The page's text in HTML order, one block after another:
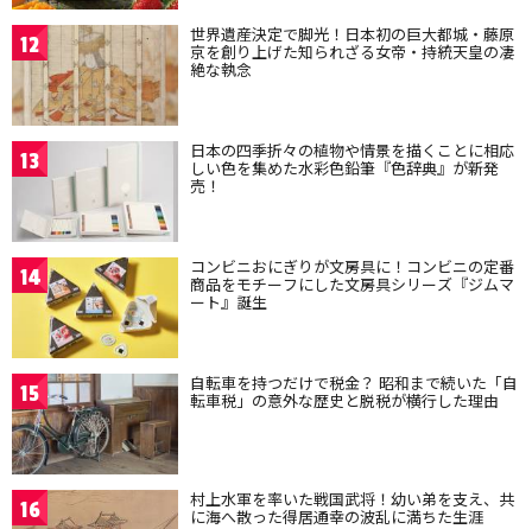
12 世界遺産決定で脚光！日本初の巨大都城・藤原
京を創り上げた知られざる女帝・持統天皇の凄
絶な執念
13 日本の四季折々の植物や情景を描くことに相応
しい色を集めた水彩色鉛筆『色辞典』が新発
売！
14 コンビニおにぎりが文房具に！コンビニの定番
商品をモチーフにした文房具シリーズ『ジムマ
ート』誕生
15 自転車を持つだけで税金？ 昭和まで続いた「自
転車税」の意外な歴史と脱税が横行した理由
16 村上水軍を率いた戦国武将！幼い弟を支え、共
に海へ散った得居通幸の波乱に満ちた生涯